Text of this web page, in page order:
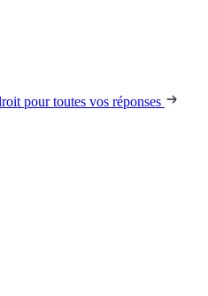
pour toutes vos réponses